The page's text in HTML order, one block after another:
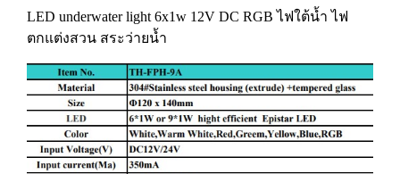
LED underwater light 6x1w 12V DC RGB ไฟใต้น้ำ ไฟ
ตกแต่งสวน สระว่ายน้ำ